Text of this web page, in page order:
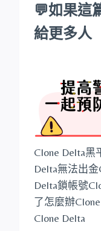
💬如果這
給更多人
Clone Delta黑
Delta無法出
Delta鎖帳號
了怎麼辦
Clone Delta